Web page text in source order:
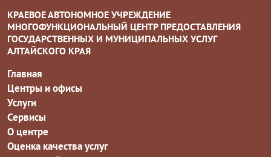
КРАЕВОЕ АВТОНОМНОЕ УЧРЕЖДЕНИЕ
МНОГОФУНКЦИОНАЛЬНЫЙ ЦЕНТР ПРЕДОСТАВЛЕНИЯ
ГОСУДАРСТВЕННЫХ И МУНИЦИПАЛЬНЫХ УСЛУГ
АЛТАЙСКОГО КРАЯ
Главная
Центры и офисы
Услуги
Сервисы
О центре
Оценка качества услуг